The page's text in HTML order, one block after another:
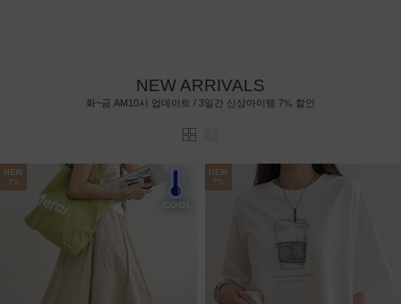
NEW ARRIVALS
화~금 AM10시 업데이트 / 3일간 신상아이템 7% 할인
NEW
7%
NEW
7%